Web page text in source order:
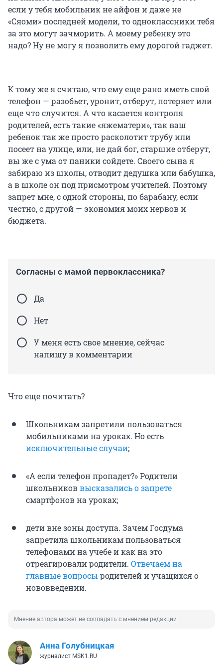
если у тебя мобильник не айфон и даже не
«Сяоми» последней модели, то одноклассники тебя
за это могут зачморить. А моему ребенку это
надо? Ну не могу я позволить ему дорогой гаджет.
К тому же я считаю, что ему еще рано иметь свой
телефон — разобьет, уронит, отберут, потеряет или
еще что случится. А что касается контроля
родителей, есть такие «яжематери», так ваш
ребенок так же просто расколотит трубу или
посеет на улице, или, не дай бог, старшие отберут,
вы же с ума от паники сойдете. Своего сына я
забираю из школы, отводит дедушка или бабушка,
а в школе он под присмотром учителей. Поэтому
запрет мне, с одной стороны, по барабану, если
честно, с другой — экономия моих нервов и
бюджета.
Согласны с мамой первоклассника?
Да
Нет
У меня есть свое мнение, сейчас
напишу в комментарии
Что еще почитать?
Школьникам запретили пользоваться
мобильниками на уроках. Но есть
исключительные случаи;
«А если телефон пропадет?» Родители
школьниковвысказались о запрете
смартфонов на уроках;
дети вне зоны доступа. Зачем Госдума
запретила школьникам пользоваться
телефонами на учебе и как на это
отреагировали родители. Отвечаем на
главные вопросы родителей и учащихся о
нововведении.
Мнение автора может не совпадать с мнением редакции
Анна Голубницкая
журналист MSK1.RU